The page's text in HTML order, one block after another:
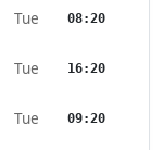
Tue 08:20
Tue 16:20
Tue 09:20